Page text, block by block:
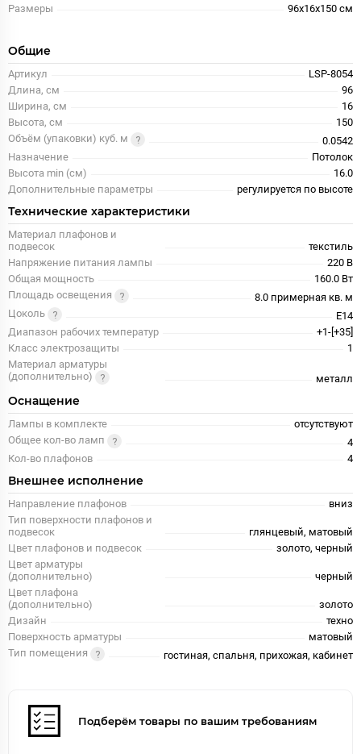
Размеры
96x16x150 см
Общие
Артикул
LSP-8054
Длина, см
96
Ширина, см
16
Высота, см
150
Объём (упаковки) куб. м
0.0542
Назначение
Потолок
Высота min (см)
16.0
Дополнительные параметры
регулируется по высоте
Технические характеристики
Материал плафонов и
подвесок
текстиль
Напряжение питания лампы
220 В
Общая мощность
160.0 Вт
Площадь освещения
8.0 примерная кв. м
Цоколь
E14
Диапазон рабочих температур
+1-[+35]
Класс электрозащиты
1
Материал арматуры
(дополнительно)
металл
Оснащение
Лампы в комплекте
отсутствуют
Общее кол-во ламп
4
Кол-во плафонов
4
Внешнее исполнение
Направление плафонов
вниз
Тип поверхности плафонов и
подвесок
глянцевый, матовый
Цвет плафонов и подвесок
золото, черный
Цвет арматуры
(дополнительно)
черный
Цвет плафона
(дополнительно)
золото
Дизайн
техно
Поверхность арматуры
матовый
Тип помещения
гостиная, спальня, прихожая, кабинет
Подберём товары по вашим требованиям